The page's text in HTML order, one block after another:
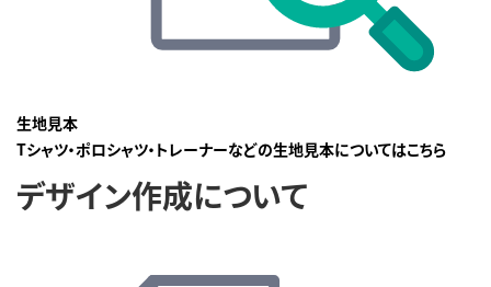
生地見本
Tシャツ・ポロシャツ・トレーナーなどの生地見本についてはこちら
デザイン作成について